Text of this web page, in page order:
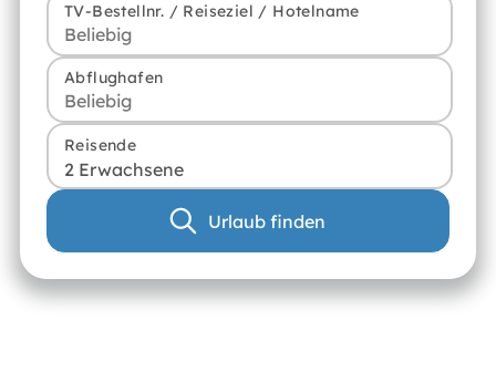
TV-Bestellnr. / Reiseziel / Hotelname
Abflughafen
Reisende
2 Erwachsene
Urlaub finden